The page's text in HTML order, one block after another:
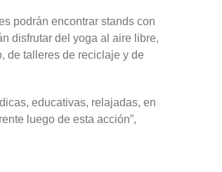
podrán encontrar stands con
disfrutar del yoga al aire libre,
de talleres de reciclaje y de
educativas, relajadas, en
luego de esta acción”,